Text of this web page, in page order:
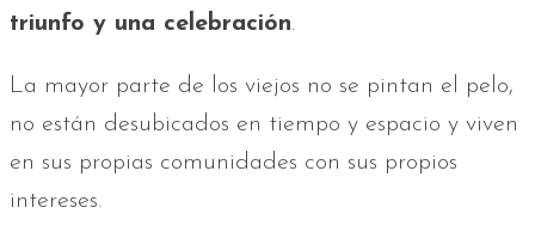
triunfo y una celebración.
La mayor parte de los viejos no se pintan el pelo,
no están desubicados en tiempo y espacio y viven
en sus propias comunidades con sus propios
intereses.